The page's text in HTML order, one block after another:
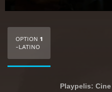
OPTION 1
-LATINO
Playpelis: